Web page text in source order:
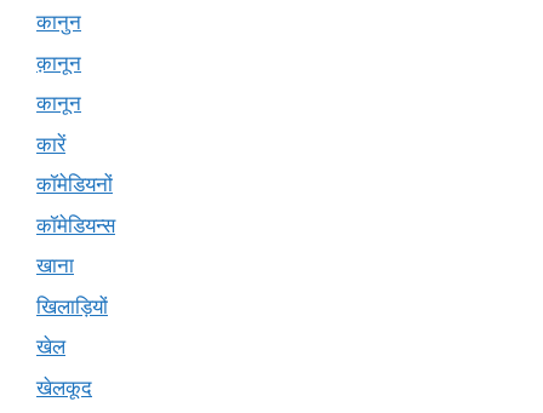
कानुन
क़ानून
कानून
कारें
कॉमेडियनों
कॉमेडियन्स
खाना
खिलाड़ियों
खेल
खेलकूद